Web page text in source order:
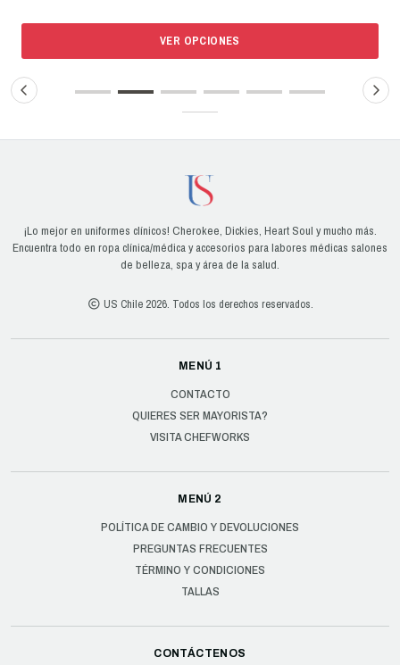
VER OPCIONES
¡Lo mejor en uniformes clínicos! Cherokee, Dickies, Heart Soul y mucho más.
Encuentra todo en ropa clínica/médica y accesorios para labores médicas salones
de belleza, spa y área de la salud.
US Chile 2026. Todos los derechos reservados.
MENÚ 1
CONTACTO
QUIERES SER MAYORISTA?
VISITA CHEFWORKS
MENÚ 2
POLÍTICA DE CAMBIO Y DEVOLUCIONES
PREGUNTAS FRECUENTES
TÉRMINO Y CONDICIONES
TALLAS
CONTÁCTENOS